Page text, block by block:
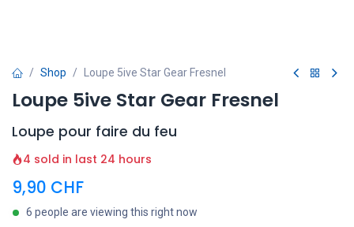
Shop Loupe 5ive Star Gear Fresnel
Loupe 5ive Star Gear Fresnel
Loupe pour faire du feu
4 sold in last 24 hours
9,90 CHF
6 people are viewing this right now